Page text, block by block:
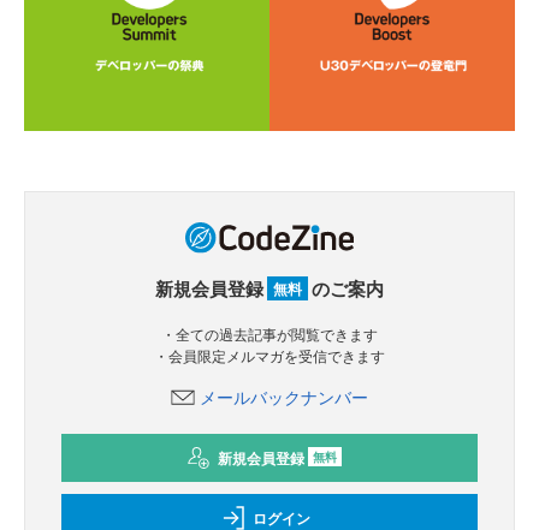
新規会員登録 無料 のご案内
・全ての過去記事が閲覧できます
・会員限定メルマガを受信できます
メールバックナンバー
新規会員登録 無料
ログイン